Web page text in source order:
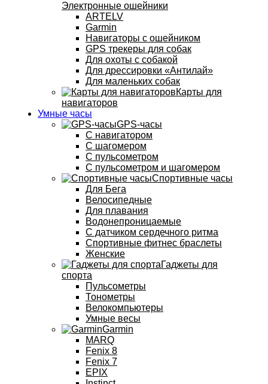
Электронные ошейники
ARTELV
Garmin
Навигаторы с ошейником
GPS трекеры для собак
Для охоты с собакой
Для дрессировки «Антилай»
Для маленьких собак
Карты для
навигаторов
Умные часы
GPS-часы
С навигатором
С шагомером
С пульсометром
С пульсометром и шагомером
Спортивные часы
Для Бега
Велосипедные
Для плавания
Водонепроницаемые
С датчиком сердечного ритма
Спортивные фитнес браслеты
Женские
Гаджеты для
спорта
Пульсометры
Тонометры
Велокомпьютеры
Умные весы
Garmin
MARQ
Fenix 8
Fenix 7
EPIX